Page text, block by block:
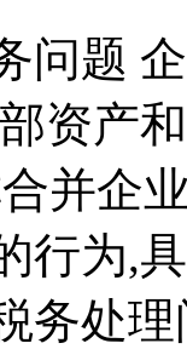
问题
资产
并企
行为,
务处